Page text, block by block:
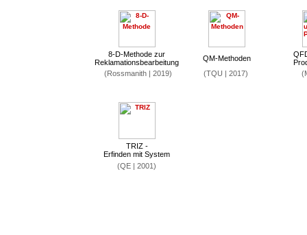
8-D-Methode zur
Reklamationsbearbeitung
QM-Methoden
(Rossmanith | 2019)
(TQU | 2017)
TRIZ -
Erfinden mit System
(QE | 2001)